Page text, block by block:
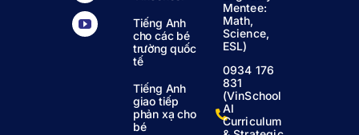
Tiếng Anh
cho các bé
trường quốc
tế
Tiếng Anh
giao tiếp
phản xạ cho
bé
Mentee:
Math,
Science,
ESL)
0934 176
831
(VinSchool
AI
Curriculum